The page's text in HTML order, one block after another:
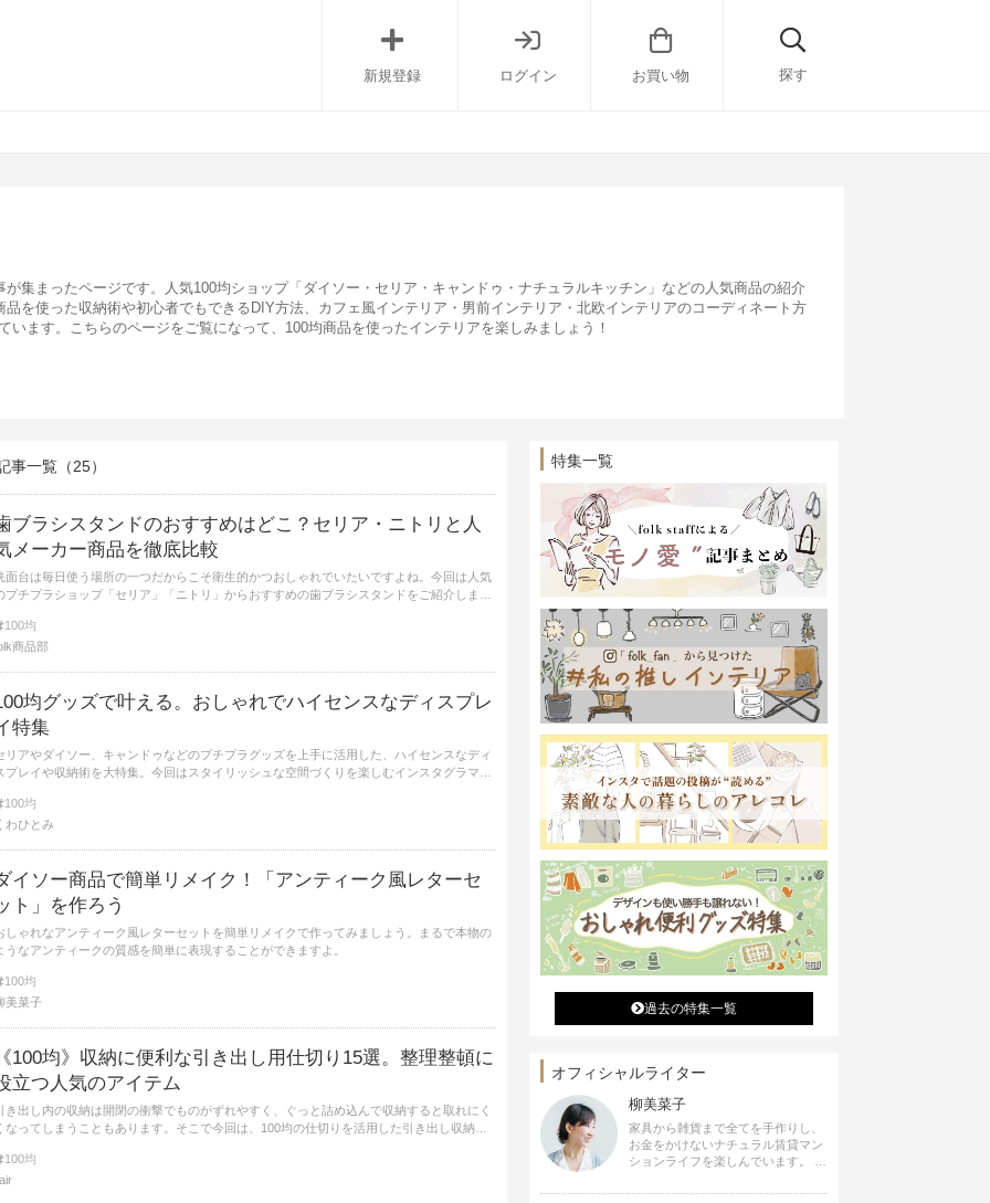
新規登録 ログイン お買い物 探す
が集まったページです。人気100均ショップ「ダイソー・セリア・キャンドゥ・ナチュラルキッチン」などの人気商品の紹介
品を使った収納術や初心者でもできるDIY方法、カフェ風インテリア・男前インテリア・北欧インテリアのコーディネート方
います。こちらのページをご覧になって、100均商品を使ったインテリアを楽しみましょう！
事一覧（25）
ブラシスタンドのおすすめはどこ？セリア・ニトリと人
メーカー商品を徹底比較
面台は毎日使う場所の一つだからこそ衛生的かつおしゃれでいたいですよね。今回は人気
プチプラショップ「セリア」「ニトリ」からおすすめの歯ブラシスタンドをご紹介しま
クしてみてくださいね！
100均
商品部
均グッズで叶える。おしゃれでハイセンスなディスプレ
特集
リアやダイソー、キャンドゥなどのプチプラグッズを上手に活用した、ハイセンスなディ
プレイや収納術を大特集。今回はスタイリッシュな空間づくりを楽しむインスタグラマー
100均
わひとみ
イソー商品で簡単リメイク！「アンティーク風レターセ
ト」を作ろう
しゃれなアンティーク風レターセットを簡単リメイクで作ってみましょう。まるで本物の
うなアンティークの質感を簡単に表現することができますよ。
100均
美菜子
100均》収納に便利な引き出し用仕切り15選。整理整頓に
立つ人気のアイテム
き出し内の収納は開閉の衝撃でものがずれやすく、ぐっと詰め込んで収納すると取れにく
なってしまうこともあります。そこで今回は、100均の仕切りを活用した引き出し収納を
100均
特集一覧
過去の特集一覧
オフィシャルライター
柳美菜子
家具から雑貨まで全てを手作りし、
お金をかけないナチュラル賃貸マン
ションライフを楽しんでいます。 ハ
る著書も出版、また様々なメディア